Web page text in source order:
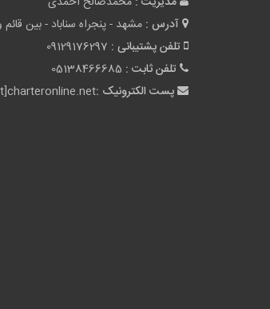
آدرس : مشهد - پنجراه سناباد - بین قائم و
تلفن پشتیبانی : 09129176297
تلفن ثابت : 05138466685
پست الکترونیک :